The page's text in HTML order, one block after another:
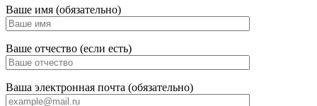
Ваше имя (обязательно)
Ваше отчество (если есть)
Ваша электронная почта (обязательно)